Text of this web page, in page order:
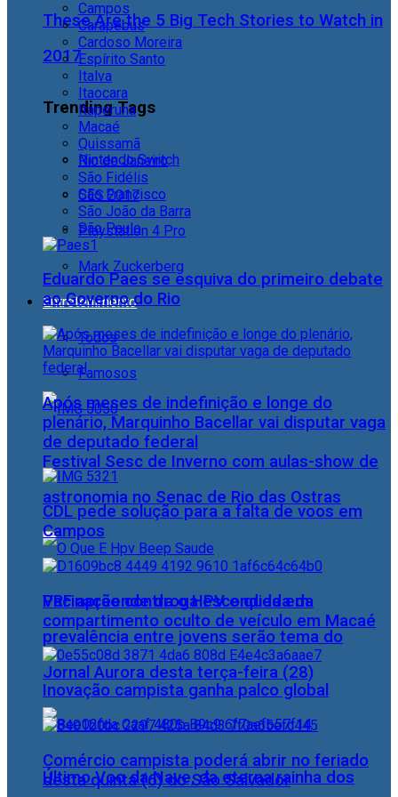
These Are the 5 Big Tech Stories to Watch in
2017
Trending Tags
Nintendo Switch
CES 2017
Playstation 4 Pro
Mark Zuckerberg
Entretenimento
Todos
Famosos
Festival Sesc de Inverno com aulas-show de
astronomia no Senac de Rio das Ostras
Vacinação contra o HPV e queda da
prevalência entre jovens serão tema do
Jornal Aurora desta terça-feira (28)
Último Voo da Nave, da eterna rainha dos
Campos
Carapebus
Cardoso Moreira
Espírito Santo
Italva
Itaocara
Itaperuna
Macaé
Quissamã
Rio de Janeiro
São Fidélis
São Francisco
São João da Barra
São Paulo
Eduardo Paes se esquiva do primeiro debate
ao Governo do Rio
Após meses de indefinição e longe do
plenário, Marquinho Bacellar vai disputar vaga
de deputado federal
CDL pede solução para a falta de voos em
Campos
PRF apreende droga escondida em
compartimento oculto de veículo em Macaé
Inovação campista ganha palco global
Comércio campista poderá abrir no feriado
desta quinta (6) do São Salvador